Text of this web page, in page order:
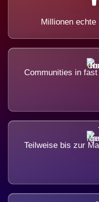
Millionen echte
Communities in
Teilweise bis zur